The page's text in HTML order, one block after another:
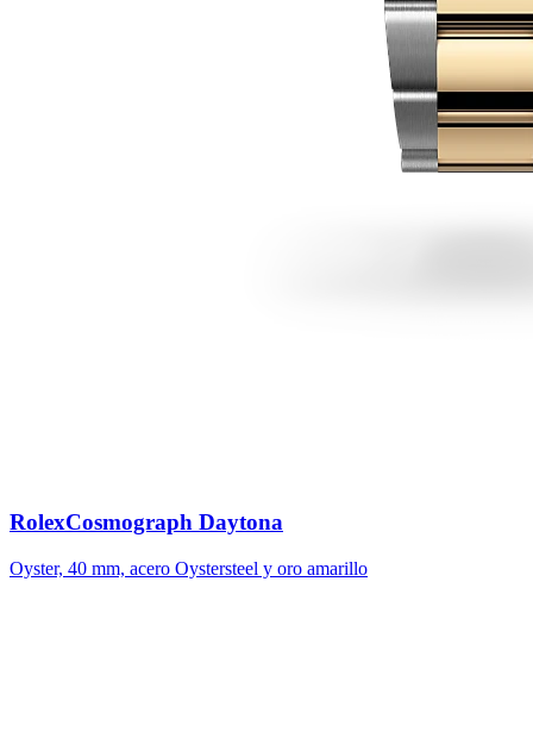
RolexCosmograph Daytona
Oyster, 40 mm, acero Oystersteel y oro amarillo